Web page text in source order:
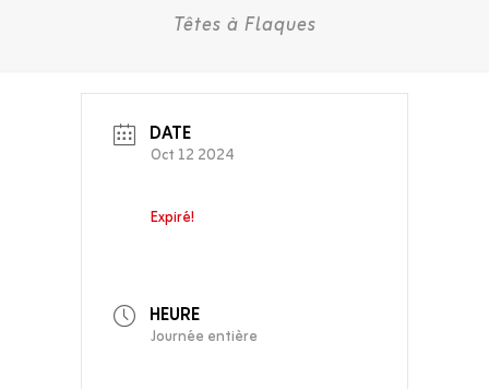
Têtes à Flaques
DATE
Oct 12 2024
Expiré!
HEURE
Journée entière